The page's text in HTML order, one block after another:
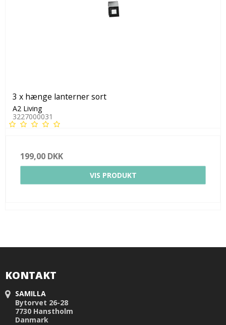
3 x hænge lanterner sort
A2 Living
3227000031
199,00 DKK
VIS PRODUKT
KONTAKT
SAMILLA
Bytorvet 26-28
7730 Hanstholm
Danmark